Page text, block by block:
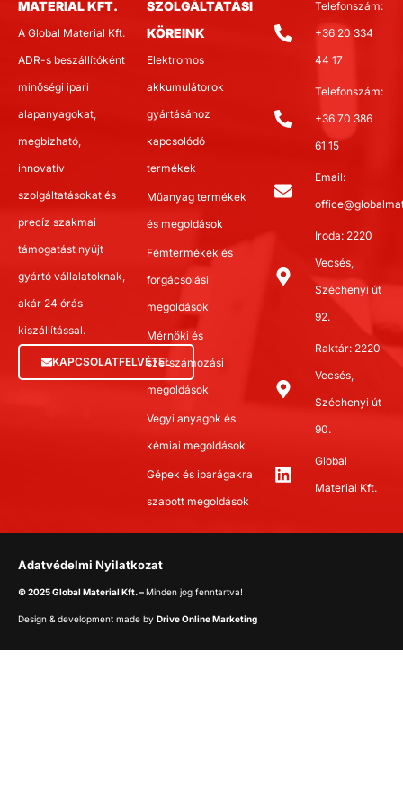
MATERIAL KFT.
A Global Material Kft.
ADR-s beszállítóként
minőségi ipari
alapanyagokat,
megbízható,
innovatív
szolgáltatásokat és
precíz szakmai
támogatást nyújt
gyártó vállalatoknak,
akár 24 órás
kiszállítással.
KAPCSOLATFELVÉTEL
SZOLGÁLTATÁSI
KÖREINK
Elektromos
akkumulátorok
gyártásához
kapcsolódó
termékek
Műanyag termékek
és megoldások
Fémtermékek és
forgácsolási
megoldások
Mérnöki és
szerszámozási
megoldások
Vegyi anyagok és
kémiai megoldások
Gépek és iparágakra
szabott megoldások
Telefonszám:
+36 20 334
44 17
Telefonszám:
+36 70 386
61 15
Email:
Iroda: 2220
Vecsés,
Széchenyi út
92.
Raktár: 2220
Vecsés,
Széchenyi út
90.
Global
Material Kft.
Adatvédelmi Nyilatkozat
© 2025 Global Material Kft. – Minden jog fenntartva!
Design & development made by Drive Online Marketing